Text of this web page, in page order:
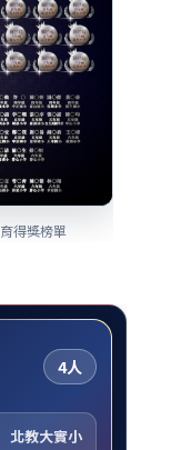
得獎榜單
4人
北教大實小